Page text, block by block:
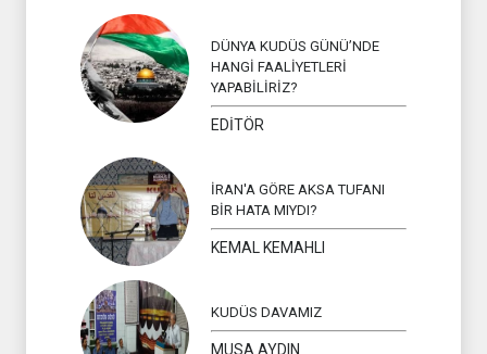
DÜNYA KUDÜS GÜNÜ’NDE
HANGİ FAALİYETLERİ
YAPABİLİRİZ?
EDİTÖR
İRAN'A GÖRE AKSA TUFANI
BİR HATA MIYDI?
KEMAL KEMAHLI
KUDÜS DAVAMIZ
MUSA AYDIN